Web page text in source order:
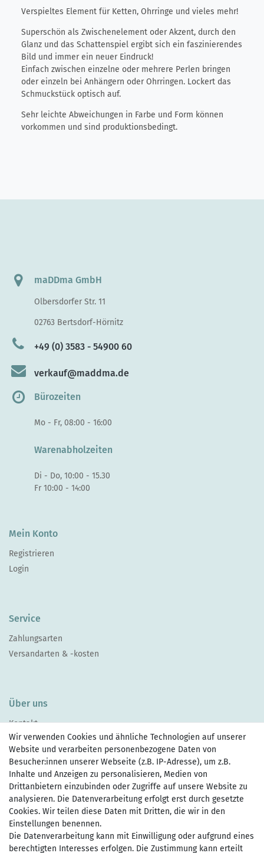
Verspieltes Element für Ketten, Ohrringe und vieles mehr!
Superschön als Zwischenelement oder Akzent, durch den
Glanz und das Schattenspiel ergibt sich ein faszinierendes
Bild und immer ein neuer Eindruck!
Einfach zwischen einzelne oder mehrere Perlen bringen
oder einzeln bei Anhängern oder Ohrringen. Lockert das
Schmuckstück optisch auf.
Sehr leichte Abweichungen in Farbe und Form können
vorkommen und sind produktionsbedingt.
maDDma GmbH
Olbersdorfer Str. 11
02763 Bertsdorf-Hörnitz
+49 (0) 3583 - 54900 60
verkauf@maddma.de
Bürozeiten
Mo - Fr, 08:00 - 16:00
Warenabholzeiten
Di - Do, 10:00 - 15.30
Fr 10:00 - 14:00
Mein Konto
Registrieren
Login
Service
Zahlungsarten
Versandarten & -kosten
Über uns
Kontakt
Zahlen Sie bequem per
Wir versenden mit
Wir verwenden Cookies und ähnliche Technologien auf unserer
Website und verarbeiten personenbezogene Daten von
Besucher:innen unserer Webseite (z.B. IP-Adresse), um z.B.
Inhalte und Anzeigen zu personalisieren, Medien von
Drittanbietern einzubinden oder Zugriffe auf unsere Website zu
analysieren. Die Datenverarbeitung erfolgt erst durch gesetzte
Cookies. Wir teilen diese Daten mit Dritten, die wir in den
Einstellungen benennen.
Die Datenverarbeitung kann mit Einwilligung oder aufgrund eines
berechtigten Interesses erfolgen. Die Zustimmung kann erteilt